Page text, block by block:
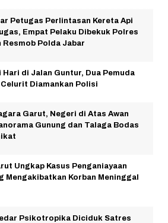
Petugas Perlintasan Kereta Api
Empat Pelaku Dibekuk Polres
Resmob Polda Jabar
Hari di Jalan Guntur, Dua Pemuda
Celurit Diamankan Polisi
Garut, Negeri di Atas Awan
Gunung dan Talaga Bodas
Ungkap Kasus Penganiayaan
Mengakibatkan Korban Meninggal
Psikotropika Diciduk Satres